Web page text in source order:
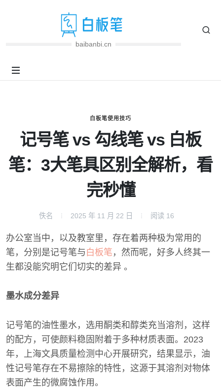
baibanbi.cn
白板笔使用技巧
记号笔 vs 勾线笔 vs 白板
笔：3大笔具区别全解析，看
完秒懂
佚名 2025 年 11 月 22 日 阅读 16
办公室当中，以及教室里，存在着两种极为常用的
笔，分别是记号笔与 白板笔 ，然而呢，好多人终其一
生都没能究明它们切实的差异 。
墨水成分差异
记号笔的油性墨水，选用酮类和醇类充当溶剂，这样
的配方，可使颜料稳固附着于多种材质表面。2023
年，上海文具质量检测中心开展研究，结果显示，油
性记号笔存在不易擦除的特性，这源于其溶剂对物体
表面产生的微腐蚀作用。